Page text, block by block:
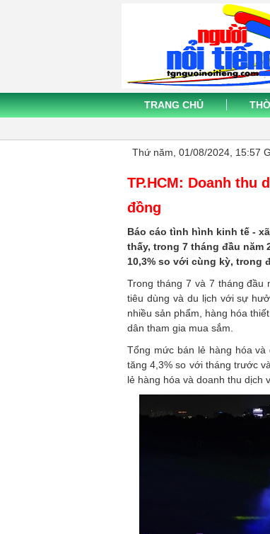
TRANG CHỦ
Thứ năm, 01/08/2024, 15:57
TP.HCM: Doanh thu
đồng
Báo cáo tình hình kinh tế -
thấy, trong 7 tháng đầu năm
10,3% so với cùng kỳ, trong
Trong tháng 7 và 7 tháng đầu
tiêu dùng và du lịch với sự
nhiều sản phẩm, hàng hóa
dân tham gia mua sắm.
Tổng mức bán lẻ hàng hóa và
tăng 4,3% so với tháng trước
lẻ hàng hóa và doanh thu dịch